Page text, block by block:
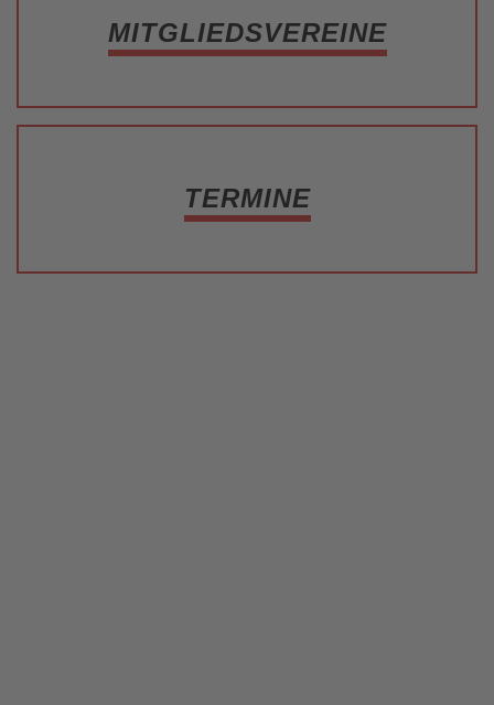
MITGLIEDSVEREINE
TERMINE